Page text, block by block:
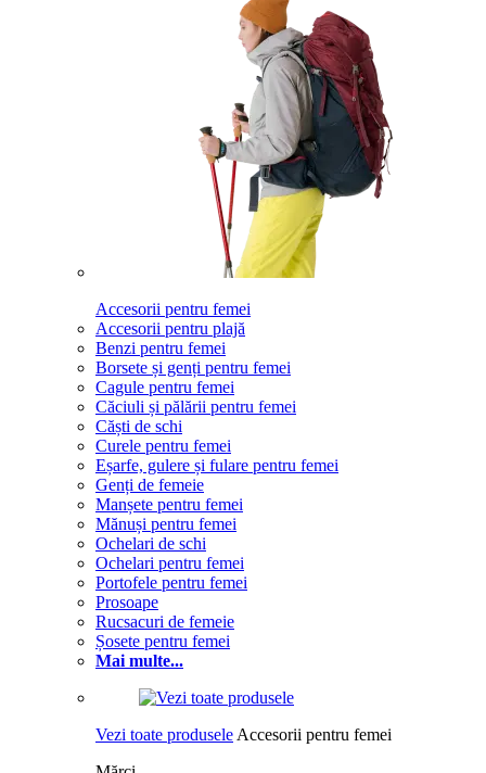
Accesorii pentru femei
Accesorii pentru plajă
Benzi pentru femei
Borsete și genți pentru femei
Cagule pentru femei
Căciuli și pălării pentru femei
Căști de schi
Curele pentru femei
Eșarfe, gulere și fulare pentru femei
Genți de femeie
Manșete pentru femei
Mănuși pentru femei
Ochelari de schi
Ochelari pentru femei
Portofele pentru femei
Prosoape
Rucsacuri de femeie
Șosete pentru femei
Mai multe...
Vezi toate produsele Accesorii pentru femei